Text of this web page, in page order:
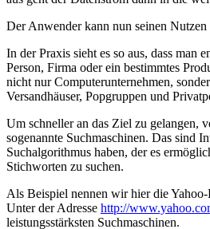
Der Anwender kann nun seinen Nutzen
In der Praxis sieht es so aus, dass man
Person, Firma oder ein bestimmtes
nicht nur Computerunternehmen,
Versandhäuser, Popgruppen und
Um schneller an das Ziel zu gelangen,
sogenannte Suchmaschinen. Das sind
Suchalgorithmus haben, der es
Stichworten zu suchen.
Als Beispiel nennen wir hier die
Unter der Adresse http://
leistungsstärksten Suchmaschinen.